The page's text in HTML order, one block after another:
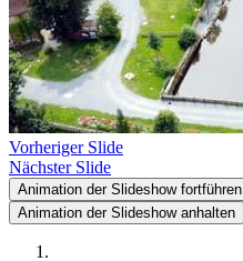
Vorheriger Slide
Nächster Slide
Animation der Slideshow fortführen
Animation der Slideshow anhalten